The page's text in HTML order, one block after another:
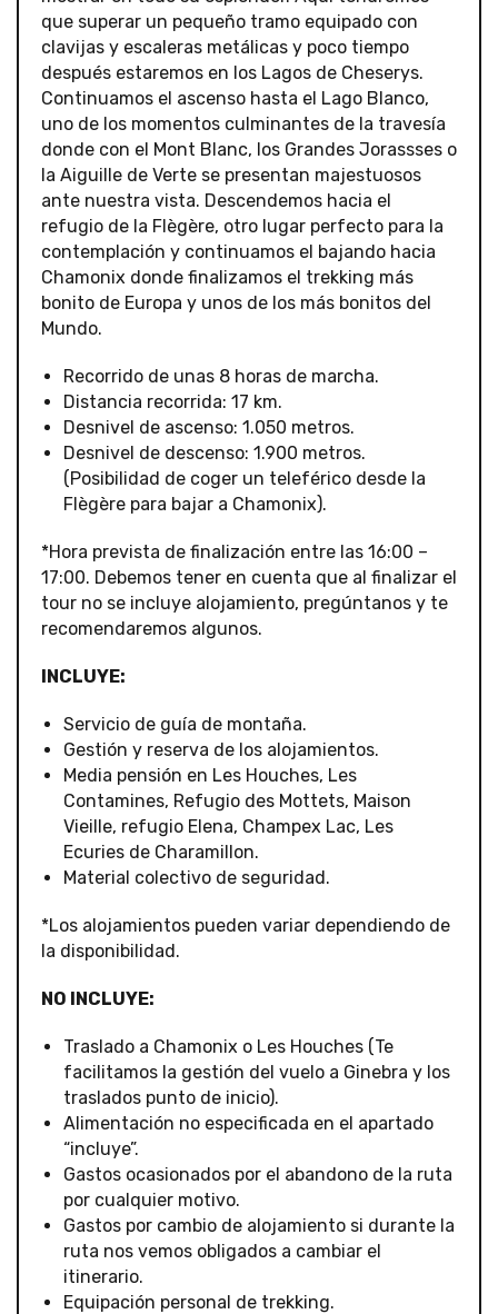
que superar un pequeño tramo equipado con
clavijas y escaleras metálicas y poco tiempo
después estaremos en los Lagos de Cheserys.
Continuamos el ascenso hasta el Lago Blanco,
uno de los momentos culminantes de la travesía
donde con el Mont Blanc, los Grandes Jorassses o
la Aiguille de Verte se presentan majestuosos
ante nuestra vista. Descendemos hacia el
refugio de la Flègère, otro lugar perfecto para la
contemplación y continuamos el bajando hacia
Chamonix donde finalizamos el trekking más
bonito de Europa y unos de los más bonitos del
Mundo.
Recorrido de unas 8 horas de marcha.
Distancia recorrida: 17 km.
Desnivel de ascenso: 1.050 metros.
Desnivel de descenso: 1.900 metros.
(Posibilidad de coger un teleférico desde la
Flègère para bajar a Chamonix).
*Hora prevista de finalización entre las 16:00 –
17:00. Debemos tener en cuenta que al finalizar el
tour no se incluye alojamiento, pregúntanos y te
recomendaremos algunos.
INCLUYE:
Servicio de guía de montaña.
Gestión y reserva de los alojamientos.
Media pensión en Les Houches, Les
Contamines, Refugio des Mottets, Maison
Vieille, refugio Elena, Champex Lac, Les
Ecuries de Charamillon.
Material colectivo de seguridad.
*Los alojamientos pueden variar dependiendo de
la disponibilidad.
NO INCLUYE:
Traslado a Chamonix o Les Houches (Te
facilitamos la gestión del vuelo a Ginebra y los
traslados punto de inicio).
Alimentación no especificada en el apartado
“incluye”.
Gastos ocasionados por el abandono de la ruta
por cualquier motivo.
Gastos por cambio de alojamiento si durante la
ruta nos vemos obligados a cambiar el
itinerario.
Equipación personal de trekking.